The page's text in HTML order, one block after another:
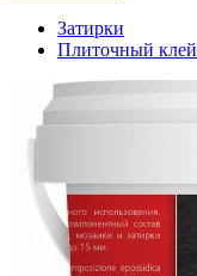
Затирки
Плиточный клей